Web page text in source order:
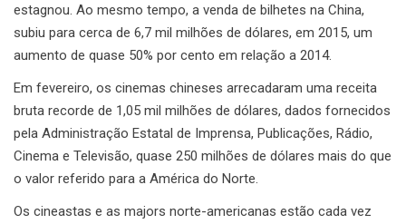
estagnou. Ao mesmo tempo, a venda de bilhetes na China,
subiu para cerca de 6,7 mil milhões de dólares, em 2015, um
aumento de quase 50% por cento em relação a 2014.
Em fevereiro, os cinemas chineses arrecadaram uma receita
bruta recorde de 1,05 mil milhões de dólares, dados fornecidos
pela Administração Estatal de Imprensa, Publicações, Rádio,
Cinema e Televisão, quase 250 milhões de dólares mais do que
o valor referido para a América do Norte.
Os cineastas e as majors norte-americanas estão cada vez